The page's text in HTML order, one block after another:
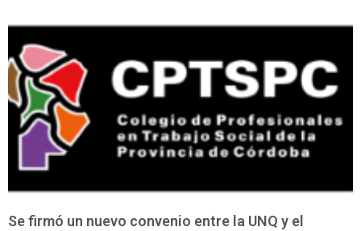
Se firmó un nuevo convenio entre la UNQ y el